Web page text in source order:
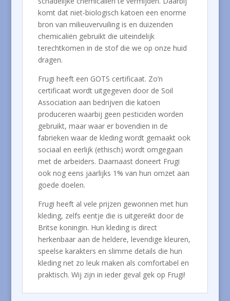
komt dat niet-biologisch katoen een enorme
bron van milieuvervuiling is en duizenden
chemicaliën gebruikt die uiteindelijk
terechtkomen in de stof die we op onze huid
dragen.
Frugi heeft een GOTS certificaat. Zo’n
certificaat wordt uitgegeven door de Soil
Association aan bedrijven die katoen
produceren waarbij geen pesticiden worden
gebruikt, maar waar er bovendien in de
fabrieken waar de kleding wordt gemaakt ook
sociaal en eerlijk (ethisch) wordt omgegaan
met de arbeiders. Daarnaast doneert Frugi
ook nog eens jaarlijks 1% van hun omzet aan
goede doelen.
Frugi heeft al vele prijzen gewonnen met hun
kleding, zelfs eentje die is uitgereikt door de
Britse koningin. Hun kleding is direct
herkenbaar aan de heldere, levendige kleuren,
speelse karakters en slimme details die hun
kleding net zo leuk maken als comfortabel en
praktisch. Wij zijn in ieder geval gek op Frugi!